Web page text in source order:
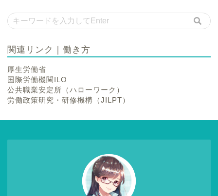
関連リンク｜働き方
厚生労働省
国際労働機関ILO
公共職業安定所（ハローワーク）
労働政策研究・研修機構（JILPT）